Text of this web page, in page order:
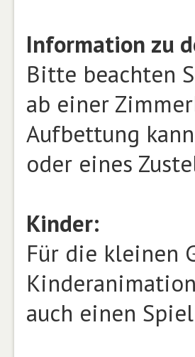
Information zu
Bitte beachten
ab einer
Aufbettung
oder eines
Kinder:
Für die kleinen
auch einen